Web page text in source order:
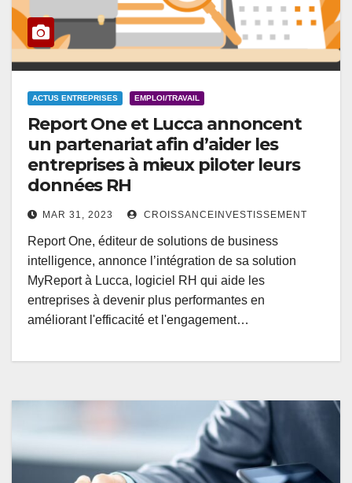
ACTUS ENTREPRISES EMPLOI/TRAVAIL
Report One et Lucca annoncent
un partenariat afin d’aider les
entreprises à mieux piloter leurs
données RH
MAR 31, 2023 CROISSANCEINVESTISSEMENT
Report One, éditeur de solutions de business
intelligence, annonce l’intégration de sa solution
MyReport à Lucca, logiciel RH qui aide les
entreprises à devenir plus performantes en
améliorant l'efficacité et l'engagement…